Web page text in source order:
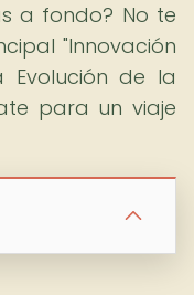
a fondo? No te
"Innovación
Evolución de la
para un viaje